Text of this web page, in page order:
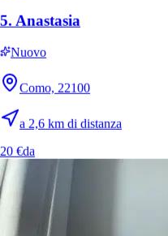
Gwen
5. Anastasia
Nuovo
Como, 22100
a 2,6 km di distanza
20 €da